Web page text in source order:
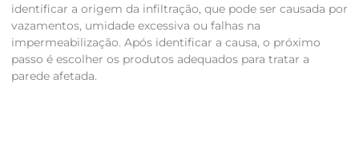
identificar a origem da infiltração, que pode ser causada por
vazamentos, umidade excessiva ou falhas na
impermeabilização. Após identificar a causa, o próximo
passo é escolher os produtos adequados para tratar a
parede afetada.